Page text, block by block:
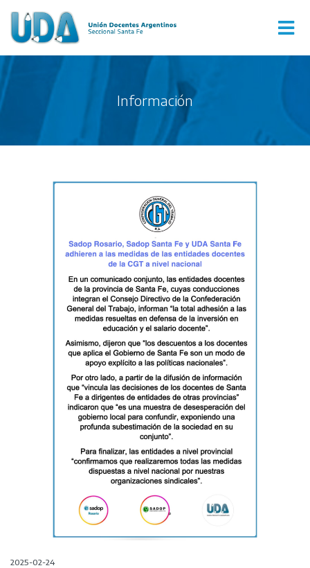
Información
2025-02-24